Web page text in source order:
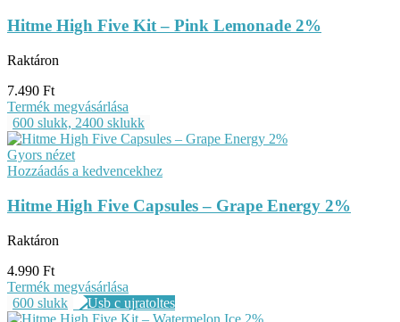
Hitme High Five Kit – Pink Lemonade 2%
Raktáron
7.490 Ft
Termék megvásárlása
600 slukk, 2400 sklukk
Gyors nézet
Hozzáadás a kedvencekhez
Hitme High Five Capsules – Grape Energy 2%
Raktáron
4.990 Ft
Termék megvásárlása
600 slukk